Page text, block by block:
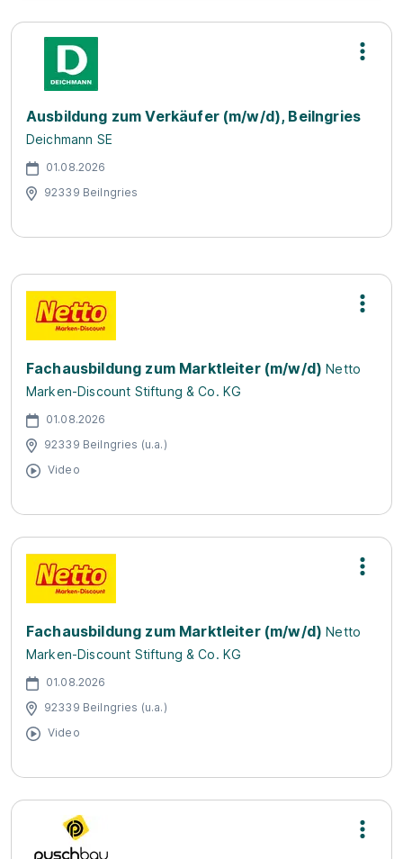
Ausbildung zum Verkäufer (m/w/d), Beilngries
Deichmann SE
01.08.2026
92339 Beilngries
Fachausbildung zum Marktleiter (m/w/d) Netto
Marken-Discount Stiftung & Co. KG
01.08.2026
92339 Beilngries (u.a.)
Video
Fachausbildung zum Marktleiter (m/w/d) Netto
Marken-Discount Stiftung & Co. KG
01.08.2026
92339 Beilngries (u.a.)
Video